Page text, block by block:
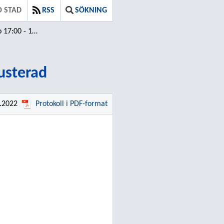
STAD RSS SÖKNING
/ Justerad
Protokoll i PDF-format